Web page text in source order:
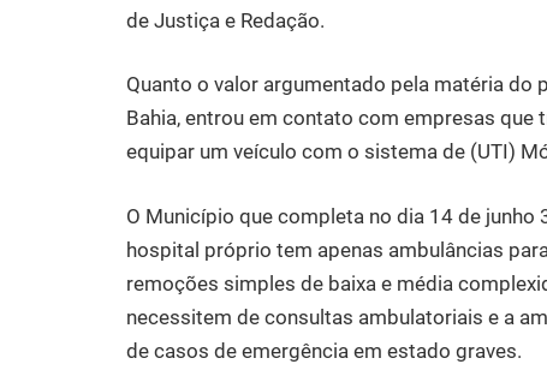
de Justiça e Redação.
Quanto o valor argumentado pela matéria do
Bahia, entrou em contato com empresas
equipar um veículo com o sistema de (UTI)
O Município que completa no dia 14 de
hospital próprio tem apenas ambulâncias
remoções simples de baixa e média
necessitem de consultas ambulatoriais e a
de casos de emergência em estado graves.